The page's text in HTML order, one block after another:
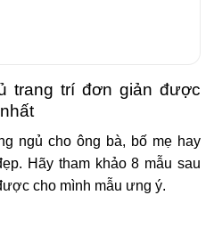
trang trí đơn giản được
ngủ cho ông bà, bố mẹ hay
Hãy tham khảo 8 mẫu sau
cho mình mẫu ưng ý.